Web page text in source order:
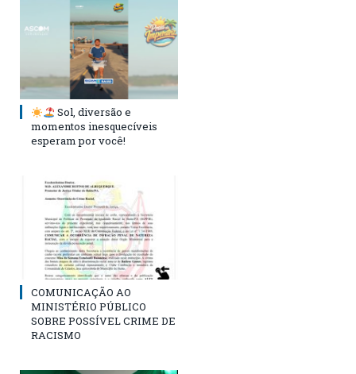
Sol, diversão e
momentos inesquecíveis
esperam por você!
COMUNICAÇÃO AO
MINISTÉRIO PÚBLICO
SOBRE POSSÍVEL CRIME DE
RACISMO